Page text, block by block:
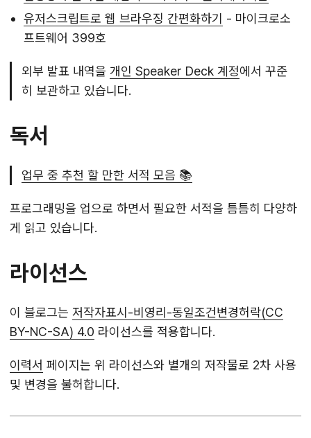
유저스크립트로 웹 브라우징 간편화하기
- 마이크로소
프트웨어 399호
외부 발표 내역을 개인 Speaker Deck 계정에서 꾸준
히 보관하고 있습니다.
독서
업무 중 추천 할 만한 서적 모음 📚
프로그래밍을 업으로 하면서 필요한 서적을 틈틈히 다양하
게 읽고 있습니다.
라이선스
이 블로그는 저작자표시-비영리-동일조건변경허락(CC
BY-NC-SA) 4.0 라이선스를 적용합니다.
이력서 페이지는 위 라이선스와 별개의 저작물로 2차 사용
및 변경을 불허합니다.